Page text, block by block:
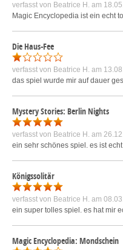
verfasst von Beatrice H. am
Magic Encyclopedia ist ein echt
Die Haus-Fee
verfasst von Beatrice H. am
das spiel wurde mir auf dauer
Mystery Stories: Berlin Nights
verfasst von Beatrice H. am
ein sehr schönes spiel. es ist
Königssolitär
verfasst von Beatrice H. am
ein super tolles spiel. es hat mir
Magic Encyclopedia: Mondschein